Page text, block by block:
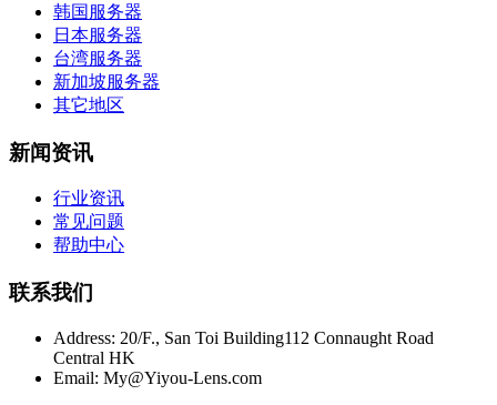
韩国服务器
日本服务器
台湾服务器
新加坡服务器
其它地区
新闻资讯
行业资讯
常见问题
帮助中心
联系我们
Address: 20/F., San Toi Building112 Connaught Road
Central HK
Email: My@Yiyou-Lens.com